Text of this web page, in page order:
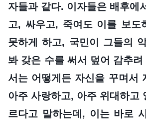
자들과 같다. 이자들은 배후에
고, 싸우고, 죽여도 이를 보도
못하게 하고, 국민이 그들의
봐 갖은 수를 써서 덮어 감추
서는 어떻게든 자신을 꾸며서
아주 사랑하고, 아주 위대하고
르다고 말하는데, 이는 바로